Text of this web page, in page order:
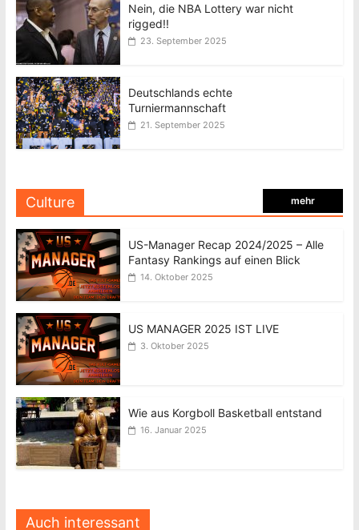
Nein, die NBA Lottery war nicht
rigged!!
23. September 2025
Deutschlands echte
Turniermannschaft
21. September 2025
Culture mehr
US-Manager Recap 2024/2025 – Alle
Fantasy Rankings auf einen Blick
14. Oktober 2025
US MANAGER 2025 IST LIVE
3. Oktober 2025
Wie aus Korgboll Basketball entstand
16. Januar 2025
Auch interessant